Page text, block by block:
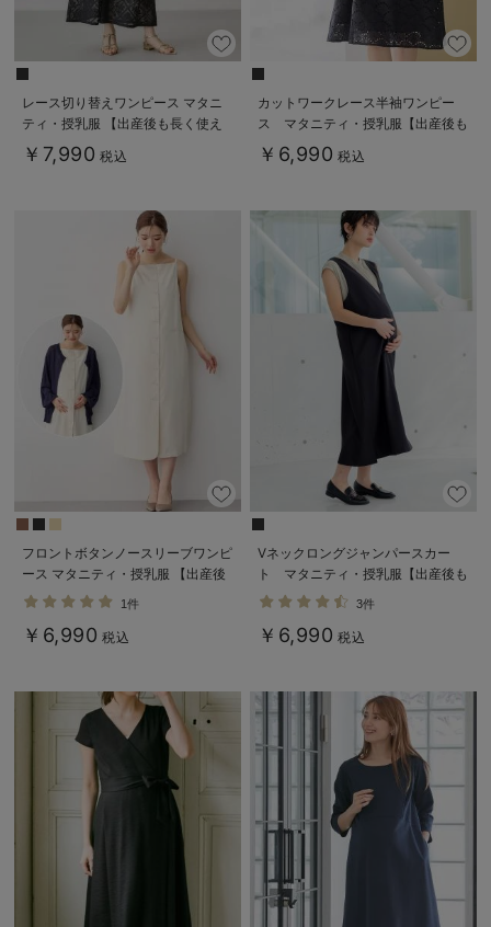
レース切り替えワンピース マタニ
ティ・授乳服 【出産後も長く使え
る】
￥7,990 税込
カットワークレース半袖ワンピー
ス マタニティ・授乳服【出産後も
長く着られる】
￥6,990 税込
フロントボタンノースリーブワンピ
ース マタニティ・授乳服 【出産後
も長く使える】
1件
￥6,990 税込
Vネックロングジャンパースカー
ト マタニティ・授乳服【出産後も
長く使える】
3件
￥6,990 税込